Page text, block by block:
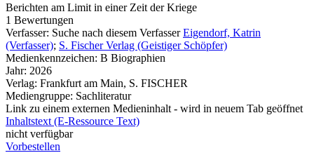
Berichten am Limit in einer Zeit der Kriege
1 Bewertungen
Verfasser: Suche nach diesem Verfasser Eigendorf, Katrin
(Verfasser); S. Fischer Verlag (Geistiger Schöpfer)
Medienkennzeichen: B Biographien
Jahr: 2026
Verlag: Frankfurt am Main, S. FISCHER
Mediengruppe: Sachliteratur
Link zu einem externen Medieninhalt - wird in neuem Tab geöffnet
Inhaltstext (E-Ressource Text)
nicht verfügbar
Vorbestellen